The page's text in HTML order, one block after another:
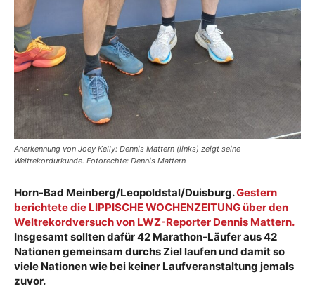
Anerkennung von Joey Kelly: Dennis Mattern (links) zeigt seine
Weltrekordurkunde. Fotorechte: Dennis Mattern
Horn-Bad Meinberg/Leopoldstal/Duisburg.Gestern
berichtete die LIPPISCHE WOCHENZEITUNG über den
Weltrekordversuch von LWZ-Reporter Dennis Mattern.
Insgesamt sollten dafür 42 Marathon-Läufer aus 42
Nationen gemeinsam durchs Ziel laufen und damit so
viele Nationen wie bei keiner Laufveranstaltung jemals
zuvor.